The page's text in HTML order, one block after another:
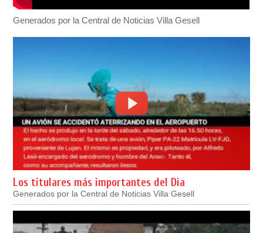
Generados por la Central de Noticias Villa Gesell
Los titulares más importantes del Dia
Generados por la Central de Noticias Villa Gesell